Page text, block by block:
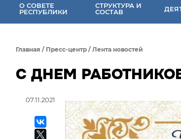
О СОВЕТЕ
РЕСПУБЛИКИ
СТРУКТУРА И
СОСТАВ
Главная / Пресс-центр / Лента новостей
С ДНЕМ
07.11.2021